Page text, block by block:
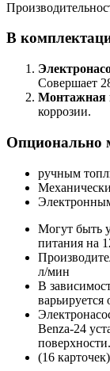
В
Совершает
Монтажная
коррозии.
Опционально
ручным
Могут быть
питания на
л/мин
В
варьируется
Benza-24
поверхности.
(16 карточек)